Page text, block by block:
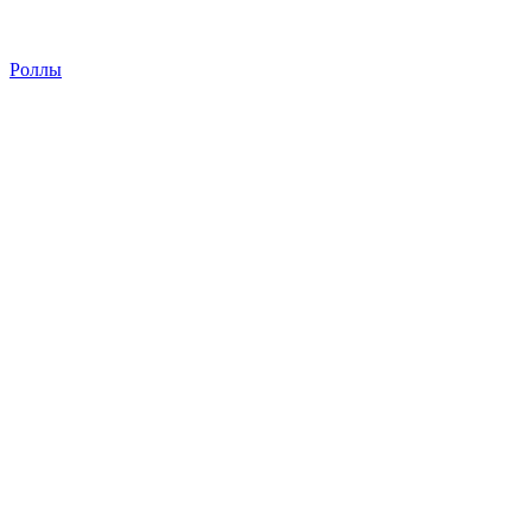
Роллы